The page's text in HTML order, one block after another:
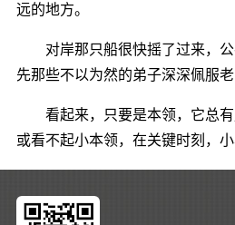
远的地方。
对岸那只船很快摇了过来，公
先那些不以为然的弟子深深佩服
看起来，只要是本领，它总有
或看不起小本领，在关键时刻，